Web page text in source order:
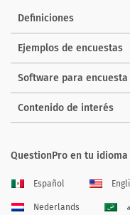
Definiciones
Ejemplos de encuestas
Software para encuesta
Contenido de interés
QuestionPro en tu idioma
Español
Nederlands